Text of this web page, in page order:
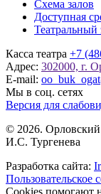
Схема залов
Доступная
Театральный
Касса театра +7
Адрес: 302000, г.
E-mail:
Мы в соц. сетях
Версия для
© 2026. Орловский
И.С. Тургенева
Разработка сайта:
Пользовательское
Cookies помогают